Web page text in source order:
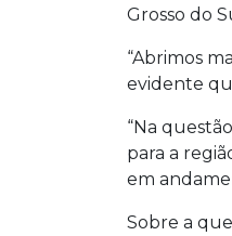
Grosso do
“Abrimos
evidente
“Na
para a
em
Sobre a